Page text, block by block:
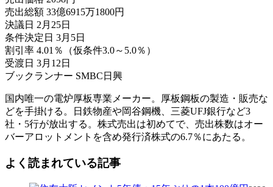
売出総額 33億6915万1800円
決議日 2月25日
条件決定日 3月5日
割引率 4.01％（仮条件3.0～5.0％）
受渡日 3月12日
ブックランナー SMBC日興
国内唯一の電炉厚板専業メーカー。厚板鋼板の製造・販売な
どを手掛ける。日鉄物産や岡谷鋼機、三菱UFJ銀行など3
社・5行が放出する。株式売出は初めてで、売出株数はオー
バーアロットメントを含め発行済株式の6.7％にあたる。
よく読まれている記事